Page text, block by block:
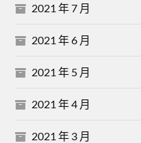
2021 年 7 月
2021 年 6 月
2021 年 5 月
2021 年 4 月
2021 年 3 月